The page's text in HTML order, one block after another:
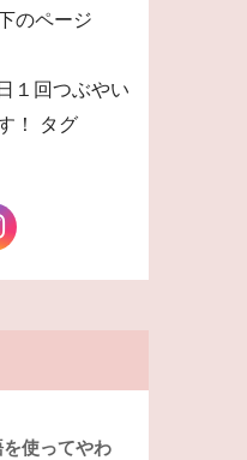
のページ
１回つぶやい
！ タグ
使ってやわ